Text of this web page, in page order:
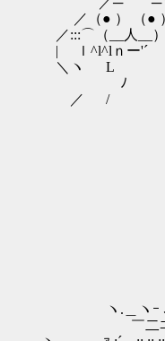
／（● ） （●
／:::⌒（__人__
| ｌ^l^lｎー
＼ヽ
ゝ ﾉ
／ /
＿r=
, ´fフ
／ _r/／
/r＝
ﾊ L
, ｿ/ l
//:/ ﾉj ｀
ハ:{／ｲ:
ヽ.＿ヽｰ ､ /
￣二ﾆヽヽ/